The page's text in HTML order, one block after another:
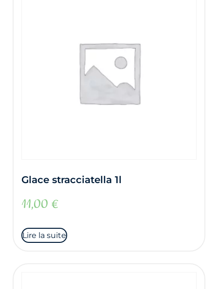
Glace stracciatella 1l
11,00 €
Lire la suite